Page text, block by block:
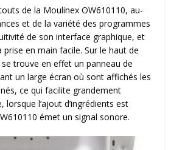
de la Moulinex OW610110, au-
et de la variété des programmes
de son interface graphique, et
en main facile. Sur le haut de
trouve en effet un panneau de
un large écran où sont affichés les
ce qui facilite grandement
lorsque l’ajout d’ingrédients est
émet un signal sonore.